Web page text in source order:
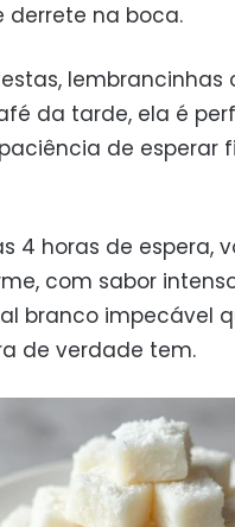
derrete na boca.
lembrancinhas
da tarde, ela é
de esperar
4 horas de espera,
com sabor
branco impecável
de verdade tem.